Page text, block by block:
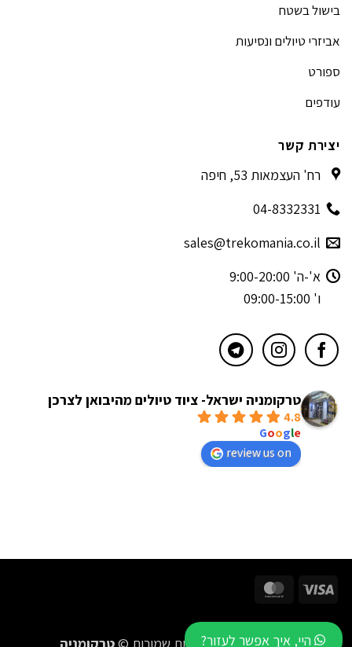
בישול בשטח
אביזרי טיולים ונסיעות
ספורט
עודפים
יצירת קשר
רח' העצמאות 53, חיפה
04-8332331
sales@trekomania.co.il
א'-ה' 9:00-20:00
ו' 09:00-15:00
טרקומניה ישראל- ציוד טיולים מהיבואן לצרכן
4.8
Google
review us on
Visa
היי, איך אפשר לעזור?